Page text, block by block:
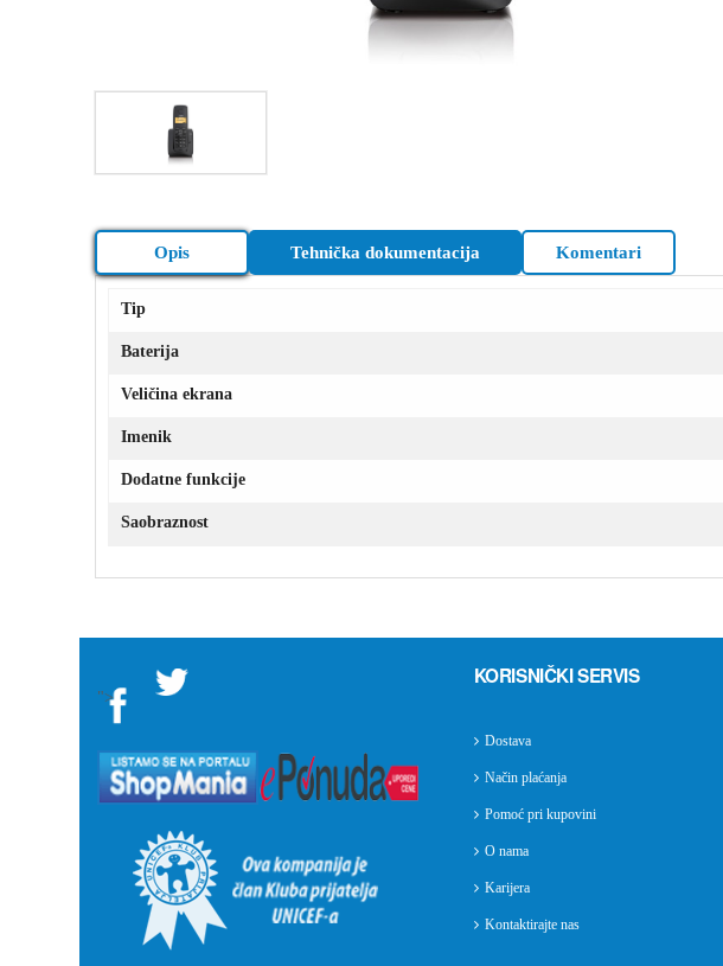
Opis Tehnička dokumentacija Komentari
Tip
Baterija
Veličina ekrana
Imenik
Dodatne funkcije
Saobraznost
">
KORISNIČKI SERVIS
Dostava
Način plaćanja
Pomoć pri kupovini
O nama
Karijera
Kontaktirajte nas